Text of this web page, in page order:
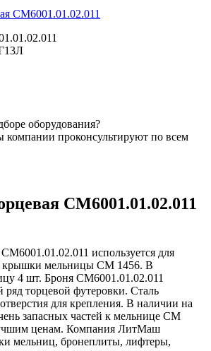
оборудования?
компании проконсультируют по всем
СМ6001.01.02.011
используется для
крышки мельницы СМ 1456. В
4 шт. Броня СМ6001.01.02.011
ряд торцевой футеровки. Сталь
для крепления. В наличии на
запасных частей к мельнице СМ
ценам. Компания ЛитМаш
мельниц, бронеплиты, лифтеры,